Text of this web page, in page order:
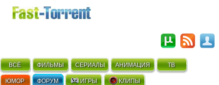
ВСЁ ФИЛЬМЫ СЕРИАЛЫ АНИМАЦИЯ ТВ
ЮМОР ФОРУМ ИГРЫ КЛИПЫ